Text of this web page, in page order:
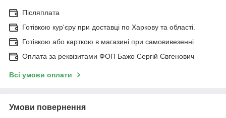
Післяплата
Готівкою кур'єру при доставці по Харкову та області.
Готівкою або карткою в магазині при самовивезенні
Оплата за реквізитами ФОП Бажо Сергій Євгенович
Всі умови оплати
Умови повернення